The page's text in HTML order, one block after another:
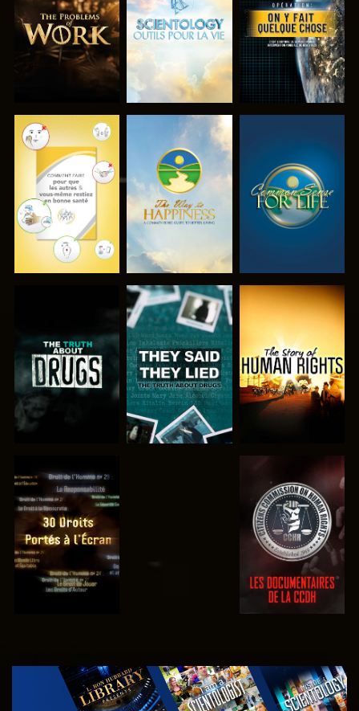
LES SÉRIES
LES SÉRIES
REGARDER REGARDER REGARDER
REGARDER REGARDER
REGARDER REGARDER
REGARDER
DÉCOUVRIR
LES SÉRIES